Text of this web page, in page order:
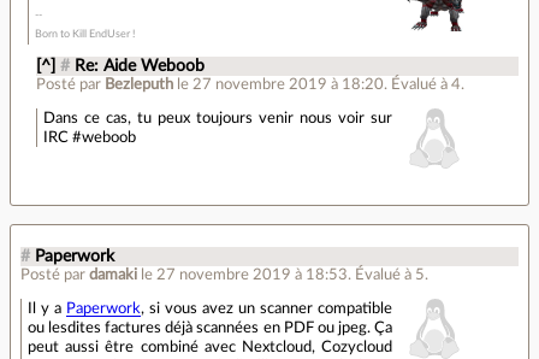
Born to Kill EndUser !
[^] # Re: Aide Weboob
Posté par Bezleputh le 27 novembre 2019 à 18:20. Évalué à 4.
Dans ce cas, tu peux toujours venir nous voir sur
IRC #weboob
# Paperwork
Posté par damaki le 27 novembre 2019 à 18:53. Évalué à 5.
Il y a Paperwork, si vous avez un scanner compatible
ou lesdites factures déjà scannées en PDF ou jpeg. Ça
peut aussi être combiné avec Nextcloud, Cozycloud